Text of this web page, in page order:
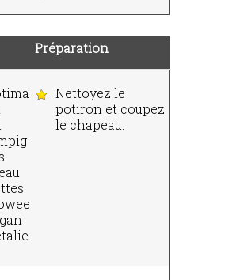
Préparation
Nettoyez le
potiron et coupez
le chapeau.